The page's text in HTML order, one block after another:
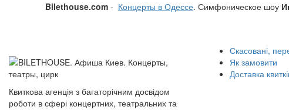
Bilethouse.com - Концерты в Одессе. Симфоническое шоу
Квиткова агенція з багаторічним досвідом
роботи в сфері концертних, театральних та
Скасовані,
Як замовити
Доставка